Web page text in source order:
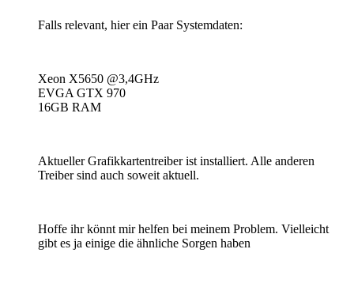
Falls relevant, hier ein Paar Systemdaten:
Xeon X5650 @3,4GHz
EVGA GTX 970
16GB RAM
Aktueller Grafikkartentreiber ist installiert. Alle anderen
Treiber sind auch soweit aktuell.
Hoffe ihr könnt mir helfen bei meinem Problem. Vielleicht
gibt es ja einige die ähnliche Sorgen haben